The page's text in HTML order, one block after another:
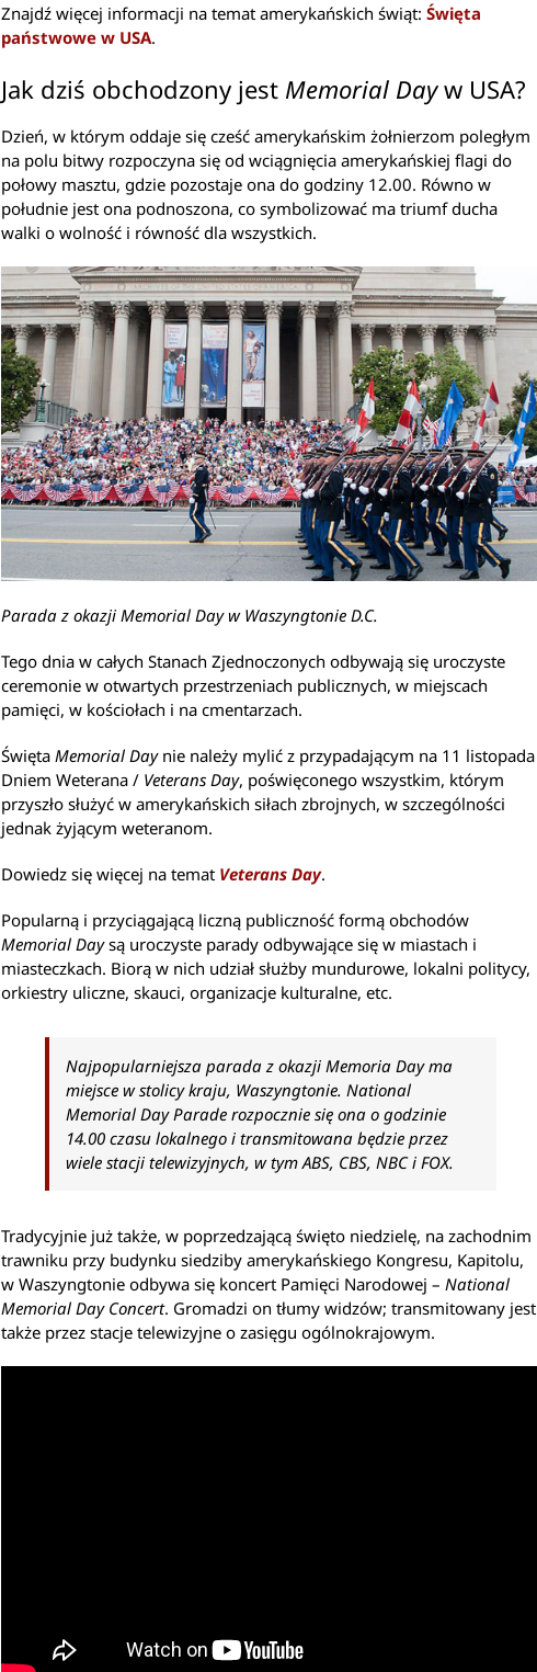
Znajdź więcej informacji na temat amerykańskich świąt: Święta
państwowe w USA.
Jak dziś obchodzony jest Memorial Dayw USA?
Dzień, w którym oddaje się cześć amerykańskim żołnierzom poległym
na polu bitwy rozpoczyna się od wciągnięcia amerykańskiej flagi do
połowy masztu, gdzie pozostaje ona do godziny 12.00. Równo w
południe jest ona podnoszona, co symbolizować ma triumf ducha
walki o wolność i równość dla wszystkich.
Parada z okazji Memorial Day w Waszyngtonie D.C.
Tego dnia w całych Stanach Zjednoczonych odbywają się uroczyste
ceremonie w otwartych przestrzeniach publicznych, w miejscach
pamięci, w kościołach i na cmentarzach.
Święta Memorial Daynie należy mylić z przypadającym na 11 listopada
Dniem Weterana / Veterans Day, poświęconego wszystkim, którym
przyszło służyć w amerykańskich siłach zbrojnych, w szczególności
jednak żyjącym weteranom.
Dowiedz się więcej na temat Veterans Day.
Popularną i przyciągającą liczną publiczność formą obchodów
Memorial Daysą uroczyste parady odbywające się w miastach i
miasteczkach. Biorą w nich udział służby mundurowe, lokalni politycy,
orkiestry uliczne, skauci, organizacje kulturalne, etc.
Najpopularniejsza parada z okazji Memoria Day ma
miejsce w stolicy kraju, Waszyngtonie. National
Memorial Day Parade rozpocznie się ona o godzinie
14.00 czasu lokalnego i transmitowana będzie przez
wiele stacji telewizyjnych, w tym ABS, CBS, NBC i FOX.
Tradycyjnie już także, w poprzedzającą święto niedzielę, na zachodnim
trawniku przy budynku siedziby amerykańskiego Kongresu, Kapitolu,
w Waszyngtonie odbywa się koncert Pamięci Narodowej – National
Memorial Day Concert. Gromadzi on tłumy widzów; transmitowany jest
także przez stacje telewizyjne o zasięgu ogólnokrajowym.